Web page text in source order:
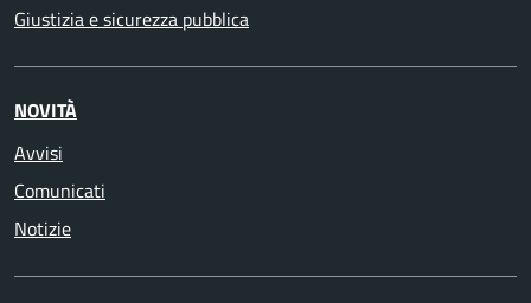
Giustizia e sicurezza pubblica
NOVITÀ
Avvisi
Comunicati
Notizie